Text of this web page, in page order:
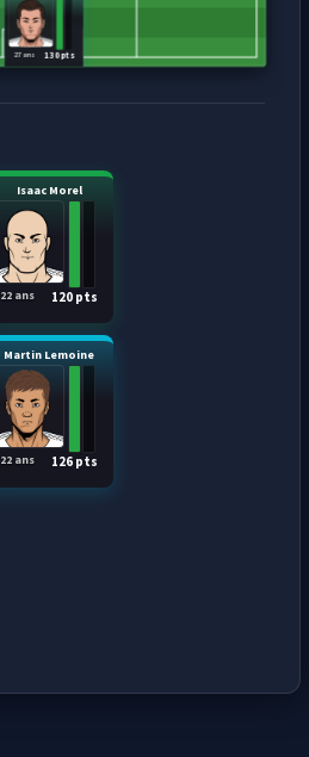
130 pts
27 ans
Isaac Morel
120 pts
22 ans
Martin Lemoine
126 pts
22 ans